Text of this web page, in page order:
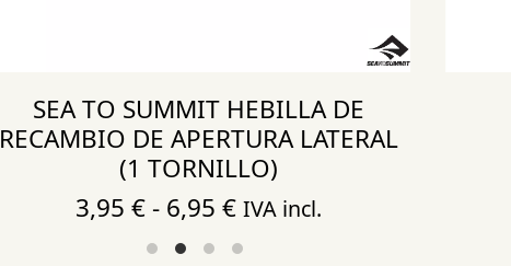
SEA TO SUMMIT HEBILLA DE
RECAMBIO DE APERTURA LATERAL
(1 TORNILLO)
3,95 € - 6,95 €Rango
de
IVA incl.